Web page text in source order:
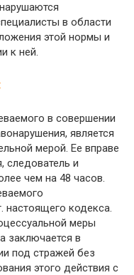
в области
этой нормы и
к ней.
в совершении
является
мерой. Ее вправе
следователь и
чем на 48 часов.
настоящего кодекса.
меры
заключается в
под стражей без
этого действия с